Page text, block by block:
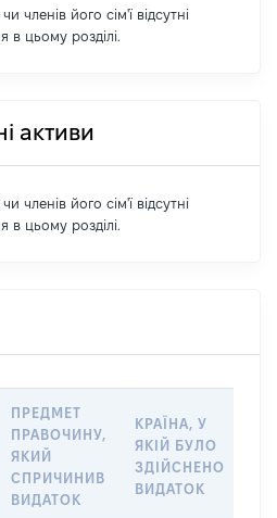
членів його сім'ї відсутні
в цьому розділі.
активи
членів його сім'ї відсутні
в цьому розділі.
ПРЕДМЕТ
ПРАВОЧИНУ,
ЯКИЙ
СПРИЧИНИВ
ВИДАТОК
КРАЇНА, У
ЯКІЙ БУЛО
ЗДІЙСНЕНО
ВИДАТОК